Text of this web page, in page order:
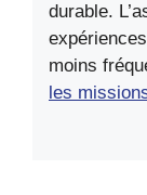
durable.
moins
les